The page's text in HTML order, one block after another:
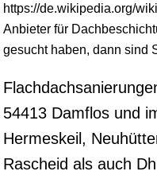
https://de.wikipedia.org/
Anbieter für
gesucht haben, dann sind
54413 Damflos und
Hermeskeil,
Rascheid als auch